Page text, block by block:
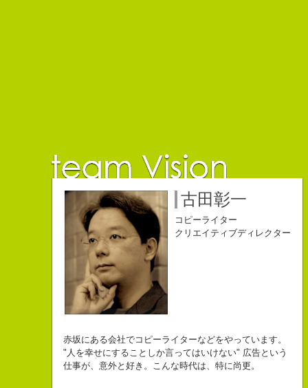
佐藤延夫
コピーライター
チームVision 事務局長
保持壮太郎
コピーライター
自己紹介ジェネレーターというサイトがある。試しにやってみた。
こんちゃっ保持壮太郎っていいます。
皆からは「保持壮太郎ピーナッツ」って呼ばれてるよ。
小山佳奈
コピーライター
なにがしか書いていられるしごとはとっても
幸せでとっても怖いですが、きょうもなんとか幸せに
生きられてる私は幸せなのかもしれません。
中村直史
コピーライター
長崎県五島市出身
３６歳
「五島列島はよいところです。
江口順也
コピーライター
Copy writer
10周年キャンペーン中です。
名雪祐平
コピーライター
クリエイティブディレクター
初対面の人によく言われる。
「きれいな名前ですね」
こう返す。「ええ、名前だけは」
古田彰一
コピーライター
クリエイティブディレクター
赤坂にある会社でコピーライターなどをやっています。
"人を幸せにすることしか言ってはいけない" 広告という
仕事が、意外と好き。こんな時代は、特に尚更。